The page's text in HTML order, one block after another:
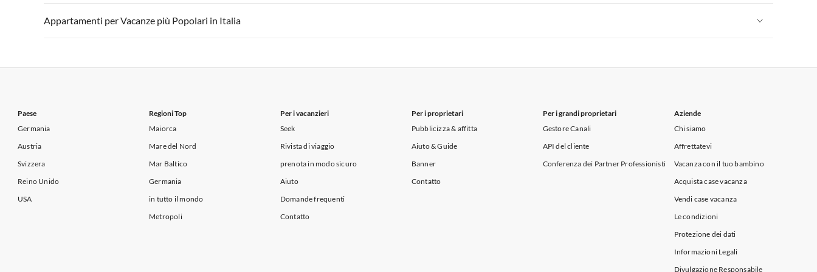
Appartamenti per Vacanze in Lago di Garda Appartamenti per Vacanze in Lago di Como
Appartamenti per Vacanze in Italia Appartamenti per Vacanze in Liguria
Appartamenti per Vacanze in Lago di Garda Appartamenti per Vacanze in Lago di Como
Appartamenti per Vacanze più Popolari in Italia
Paese
Germania
Austria
Svizzera
Reino Unido
USA
Regioni Top
Maiorca
Mare del Nord
Mar Baltico
Germania
in tutto il mondo
Metropoli
Per i vacanzieri
Seek
Rivista di viaggio
prenota in modo sicuro
Aiuto
Domande frequenti
Contatto
Per i proprietari
Pubblicizza & affitta
Aiuto & Guide
Banner
Contatto
Per i grandi proprietari
Gestore Canali
API del cliente
Conferenza dei Partner Professionisti
Aziende
Chi siamo
Affrettatevi
Vacanza con il tuo bambino
Acquista case vacanza
Vendi case vacanza
Le condizioni
Protezione dei dati
Informazioni Legali
Divulgazione Responsabile